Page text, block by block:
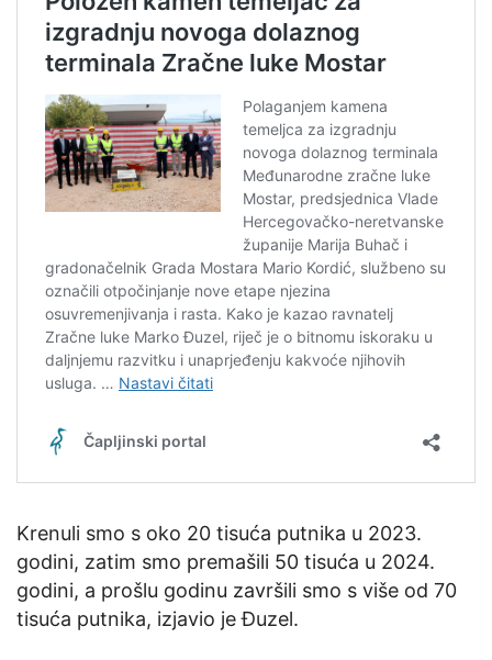
Krenuli smo s oko 20 tisuća putnika u 2023.
godini, zatim smo premašili 50 tisuća u 2024.
godini, a prošlu godinu završili smo s više od 70
tisuća putnika, izjavio je Đuzel.